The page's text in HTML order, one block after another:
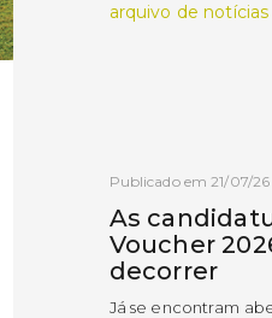
arquivo de notícias
Publicado em 21/07/26
As
Voucher
decorrer
Já se encontram